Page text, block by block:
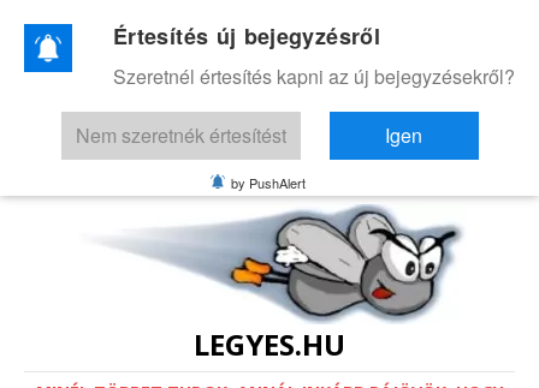
Ez a weboldal a működéséhez sütiket
használ.Információ a sütikről.
Értettem
LEGYES.HU
Értesítés új bejegyzésről
Szeretnél értesítés kapni az új bejegyzésekről?
Nem szeretnék értesítést Igen
by PushAlert